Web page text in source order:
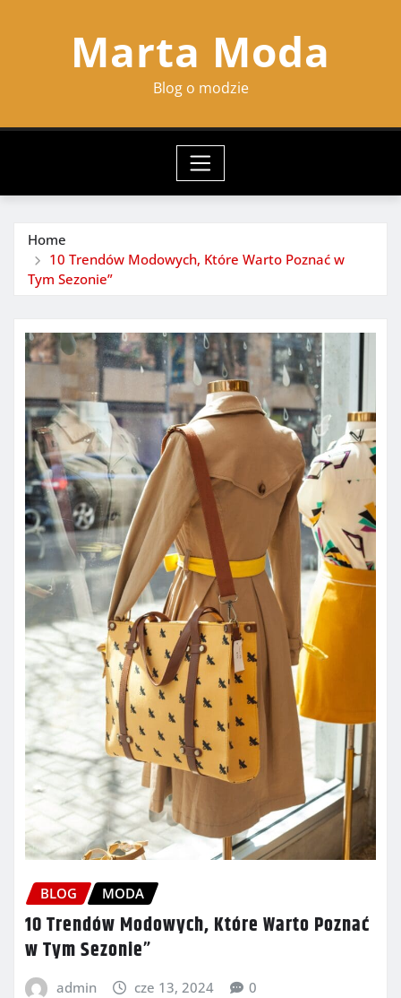
Marta Moda
Blog o modzie
Home
10 Trendów Modowych, Które Warto Poznać w
Tym Sezonie”
BLOG MODA
10 Trendów Modowych, Które Warto Poznać
w Tym Sezonie”
admin cze 13, 2024 0